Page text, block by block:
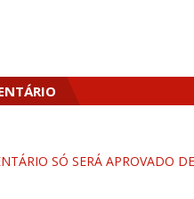
SÓ SERÁ APROVADO